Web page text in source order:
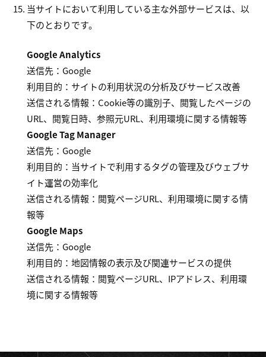
当サイトにおいて利用している主な外部サービスは、以
下のとおりです。
Google Analytics
送信先：Google
利用目的：サイトの利用状況の分析及びサービス改善
送信される情報：Cookie等の識別子、閲覧したページの
URL、閲覧日時、参照元URL、利用環境に関する情報等
Google Tag Manager
送信先：Google
利用目的：当サイトで利用するタグの管理及びウェブサ
イト運営の効率化
送信される情報：閲覧ページURL、利用環境に関する情
報等
Google Maps
送信先：Google
利用目的：地図情報の表示及び関連サービスの提供
送信される情報：閲覧ページURL、IPアドレス、利用環
境に関する情報等